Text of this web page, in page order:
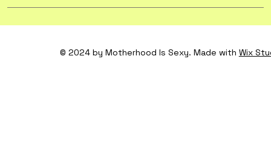
© 2024 by Motherhood Is Sexy. Made with Wix